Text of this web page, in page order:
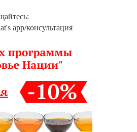
app/консультация